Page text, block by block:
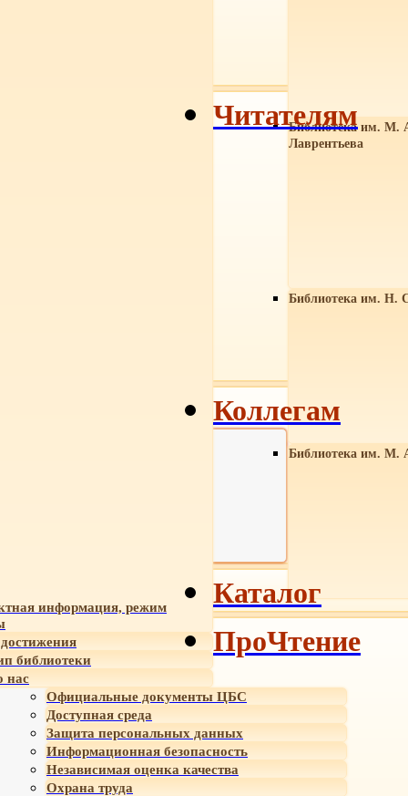
Библиотека им. М.
Лаврентьева
Библиотека им. Н.
Библиотека им. М.
информация, режим
библиотеки
нас
Официальные документы ЦБС
Доступная среда
Защита персональных данных
Информационная безопасность
Независимая оценка качества
Охрана труда
Читателям
Коллегам
Каталог
ПроЧтение